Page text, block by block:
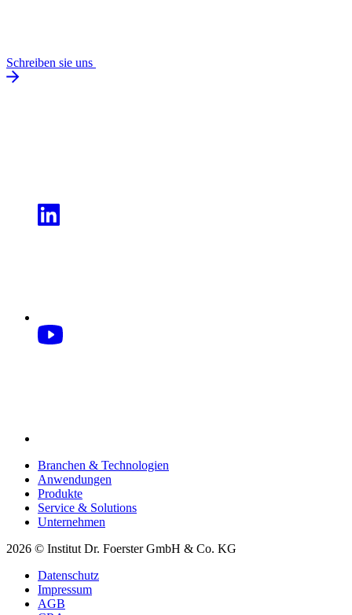
Schreiben sie uns
Branchen & Technologien
Anwendungen
Produkte
Service & Solutions
Unternehmen
2026 © Institut Dr. Foerster GmbH & Co. KG
Datenschutz
Impressum
AGB